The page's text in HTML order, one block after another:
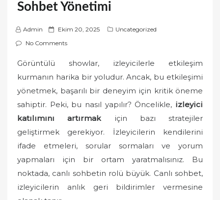
Sohbet Yönetimi
Admin
P
o
t
d
Ekim 20, 2025
Uncategorized
No Comments
Görüntülü showlar, izleyicilerle etkileşim
kurmanın harika bir yoludur. Ancak, bu etkileşimi
yönetmek, başarılı bir deneyim için kritik öneme
sahiptir. Peki, bu nasıl yapılır? Öncelikle, izleyici
katılımını artırmakiçin bazı stratejiler
geliştirmek gerekiyor. İzleyicilerin kendilerini
ifade etmeleri, sorular sormaları ve yorum
yapmaları için bir ortam yaratmalısınız. Bu
noktada, canlı sohbetin rolü büyük. Canlı sohbet,
izleyicilerin anlık geri bildirimler vermesine